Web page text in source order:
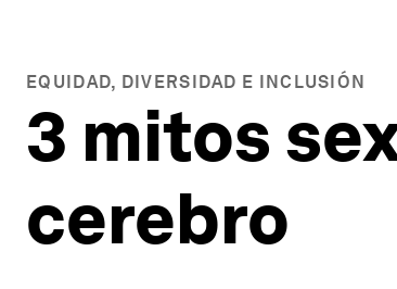
EQUIDAD, DIVERSIDAD E INCLUSIÓN
3 mitos
cerebro